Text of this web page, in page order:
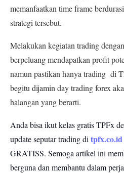
memanfaatkan time frame
strategi tersebut.
Melakukan kegiatan trading
berpeluang mendapatkan profit
namun pastikan hanya trading di
begitu dijamin day trading forex
halangan yang berarti.
Anda bisa ikut kelas gratis TPFx
update seputar trading di tpfx.co.id
GRATISS. Semoga artikel ini
berguna dan membantu dalam